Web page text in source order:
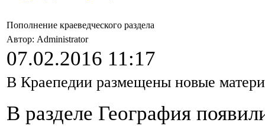
Пополнение краеведческого раздела
Автор: Administrator
07.02.2016 11:17
В Краепедии размещены новые
В разделе География